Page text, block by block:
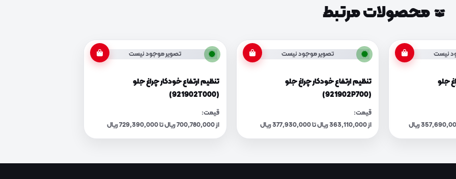
محصولات مرتبط
نیست
جلو
تصویر موجود نیست
تنظیم ارتفاع خودکار چراغ جلو
(921902P700)
قیمت:
از 363,110,000 ریال تا 377,930,000 ریال
تصویر موجود نیست
تنظیم ارتفاع خودکار چراغ جلو
(921902T000)
قیمت:
از 700,780,000 ریال تا 729,390,000 ریال